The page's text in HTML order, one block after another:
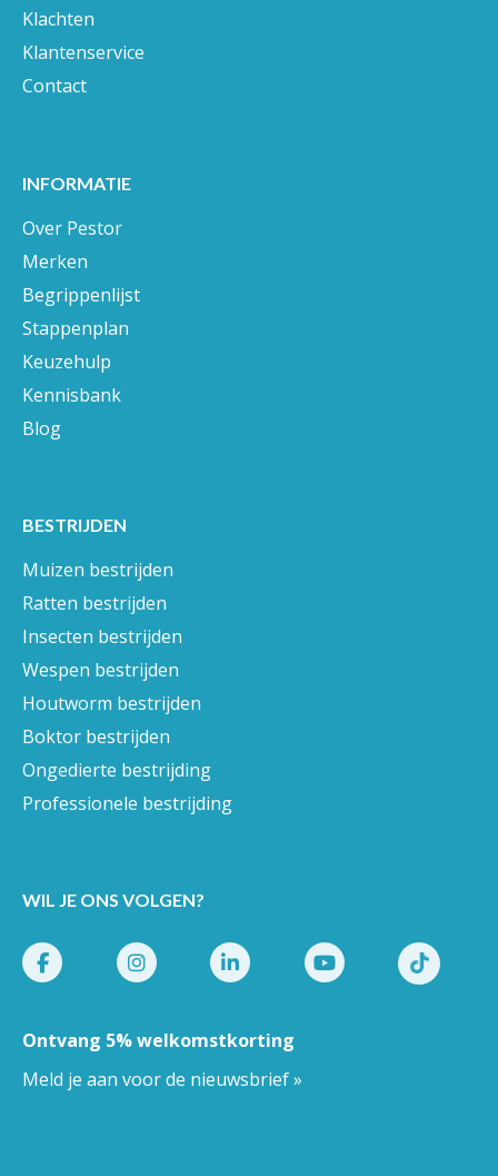
Klachten
Klantenservice
Contact
INFORMATIE
Over Pestor
Merken
Begrippenlijst
Stappenplan
Keuzehulp
Kennisbank
Blog
BESTRIJDEN
Muizen bestrijden
Ratten bestrijden
Insecten bestrijden
Wespen bestrijden
Houtworm bestrijden
Boktor bestrijden
Ongedierte bestrijding
Professionele bestrijding
WIL JE ONS VOLGEN?
Ontvang 5% welkomstkorting
Meld je aan voor de nieuwsbrief »